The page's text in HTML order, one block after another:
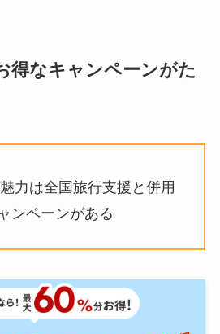
得なキャンペーンがた
力は全国旅行支援と併用
ンペーンがある